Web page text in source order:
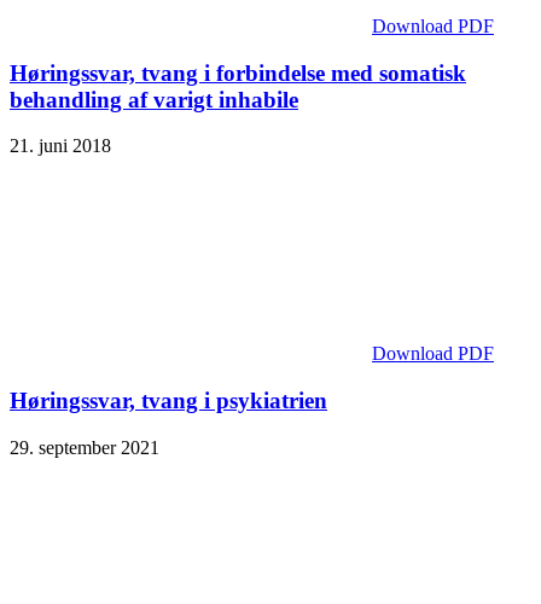
Download PDF
Høringssvar, tvang i forbindelse med somatisk
behandling af varigt inhabile
21. juni 2018
Download PDF
Høringssvar, tvang i psykiatrien
29. september 2021